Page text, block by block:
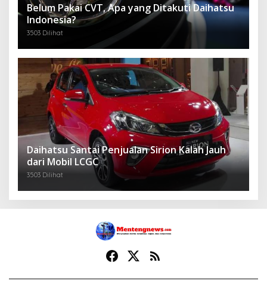
Belum Pakai CVT, Apa yang Ditakuti Daihatsu
Indonesia?
3503 Dilihat
Daihatsu Santai Penjualan Sirion Kalah Jauh
dari Mobil LCGC
3503 Dilihat